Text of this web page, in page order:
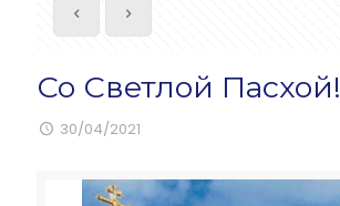
Со Светлой Пасхой!
30/04/2021